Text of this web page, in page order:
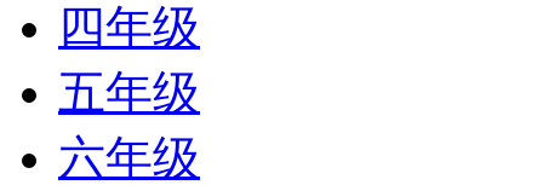
四年级
五年级
六年级